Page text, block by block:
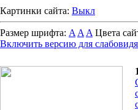
Картинки сайта: Выкл
Размер шрифта: A A A Цвета
Включить версию для